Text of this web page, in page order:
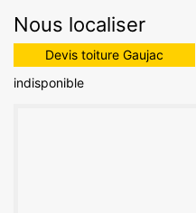
Nous localiser
Devis toiture Gaujac
indisponible